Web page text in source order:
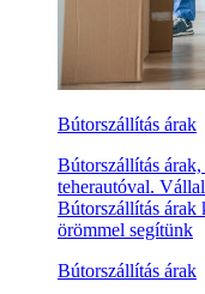
Bútorszállítás árak
Bútorszállítás
teherautóval.
Bútorszállítás árak
örömmel segítünk
Bútorszállítás árak